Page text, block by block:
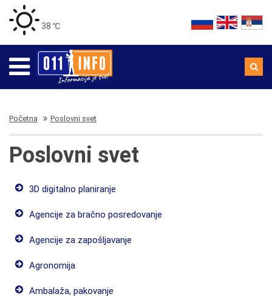
38 ℃
Početna Poslovni svet
Poslovni svet
3D digitalno planiranje
Agencije za bračno posredovanje
Agencije za zapošljavanje
Agronomija
Ambalaža, pakovanje